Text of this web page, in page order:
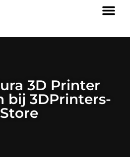
3D Printer
bij 3DPrinters-
Store